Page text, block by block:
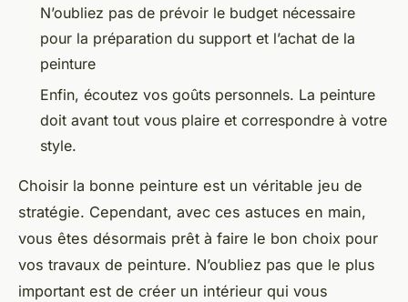
N’oubliez pas de prévoir le budget nécessaire
pour la préparation du support et l’achat de la
peinture
Enfin, écoutez vos goûts personnels. La peinture
doit avant tout vous plaire et correspondre à votre
style.
Choisir la bonne peinture est un véritable jeu de
stratégie. Cependant, avec ces astuces en main,
vous êtes désormais prêt à faire le bon choix pour
vos travaux de peinture. N’oubliez pas que le plus
important est de créer un intérieur qui vous